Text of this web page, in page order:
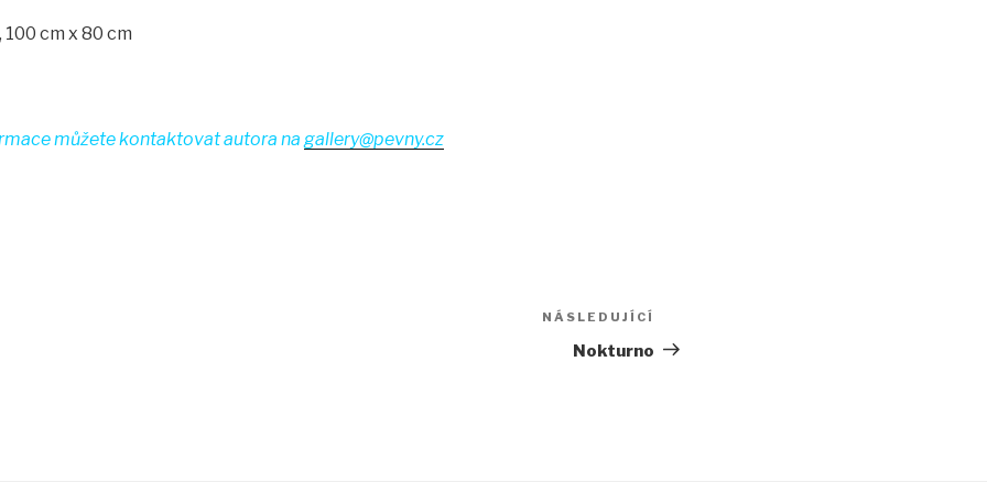
cm x 80 cm
můžete kontaktovat autora na gallery@pevny.cz
příspěvek
NÁSLEDUJÍCÍ
Nokturno